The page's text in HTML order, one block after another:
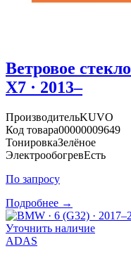
Ветровое стекло
X7 · 2013–
ПроизводительKUVO
Код товара00000009649
ТонировкаЗелёное
ЭлектрообогревЕсть
По запросу
Подробнее →
Уточнить наличие
ADAS